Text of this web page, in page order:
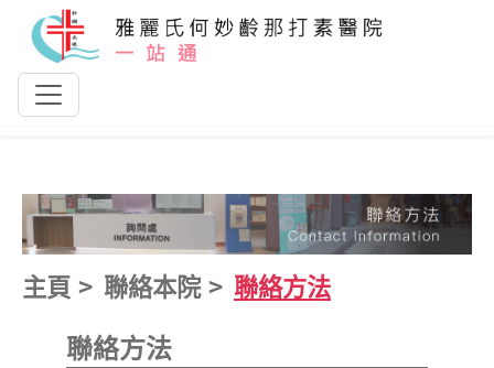
跳到主要內容
主頁 聯絡本院 聯絡方法
聯絡方法